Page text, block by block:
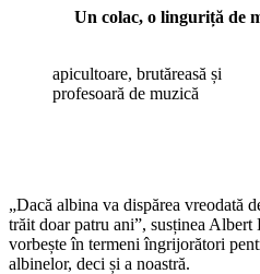
Un colac, o linguriță de
apicultoare, brutăreasă și
profesoară de muzică
„Dacă albina va dispărea vreodată
trăit doar patru ani”, susținea
vorbește în termeni îngrijorători
albinelor, deci și a noastră.